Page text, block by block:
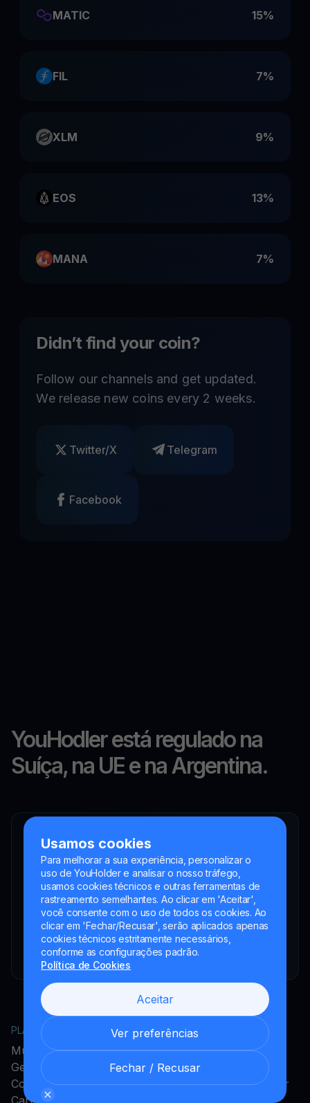
Usamos cookies
Para melhorar a sua experiência, personalizar o
uso de YouHolder e analisar o nosso tráfego,
usamos cookies técnicos e outras ferramentas de
rastreamento semelhantes. Ao clicar em 'Aceitar',
você consente com o uso de todos os cookies. Ao
clicar em 'Fechar/Recusar', serão aplicados apenas
cookies técnicos estritamente necessários,
conforme as configurações padrão.
Política de Cookies
Aceitar
Ver preferências
Fechar / Recusar
MATIC 15%
FIL 7%
XLM 9%
EOS 13%
MANA 7%
Didn’t find your coin?
Follow our channels and get updated.
We release new coins every 2 weeks.
Twitter/X Telegram
Facebook
YouHodler está regulado na
Suíça, na UE e na Argentina.
YouHodler SA
YouHodler Italy S.R.L.
Registered as a VASP with the OAM
YouHodler SA
Registrada como VASP no Banco de España
YouHodler SA Sucursal na Argentina.
Registrada como VASP junto à CNV.
PLATAFORMA
MultiHODL
Get Cash
Conversão
EMPRESA
Acerca do YouHodler
Programa de Afiliados
Programa de Embaixador